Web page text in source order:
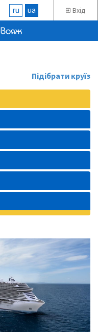
ru ua Вхід
Підібрати круїз